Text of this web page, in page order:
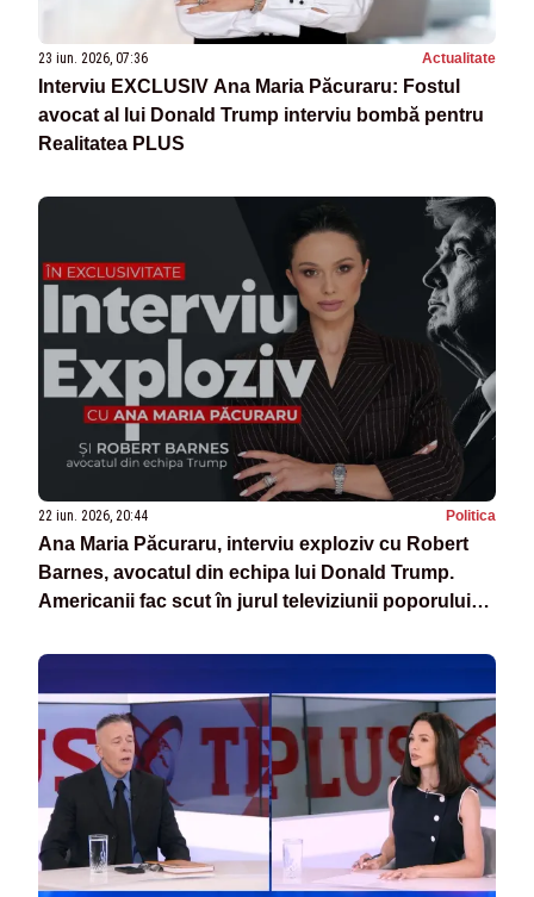
23 iun. 2026, 07:36 Actualitate
Interviu EXCLUSIV Ana Maria Păcuraru: Fostul
avocat al lui Donald Trump interviu bombă pentru
Realitatea PLUS
22 iun. 2026, 20:44 Politica
Ana Maria Păcuraru, interviu exploziv cu Robert
Barnes, avocatul din echipa lui Donald Trump.
Americanii fac scut în jurul televiziunii poporului